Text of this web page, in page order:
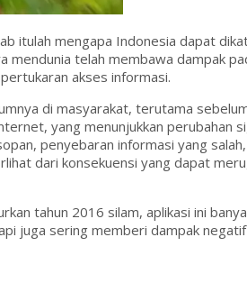
itulah mengapa Indonesia dapat
telah membawa dampak
akses informasi.
di masyarakat, terutama
yang menunjukkan perubahan
penyebaran informasi yang
dari konsekuensi yang dapat
tahun 2016 silam, aplikasi ini
juga sering memberi dampak